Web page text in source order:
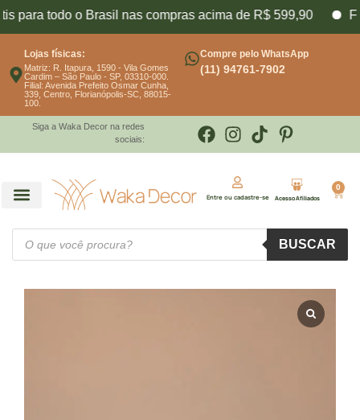
todo o Brasil nas compras acima de R$ 599,90 Frete
Lojas físicas:
Matriz: R. Itapura, 1590 - Vila Gomes
Cardim – São Paulo - SP, 03310-000.
Filial: Avenida Prefeito Osmar Cunha,
339, Centro, Florianópolis-SC, 88015-
100.
Compre pelo WhatsApp
(11) 94761-7902
Siga a Waka Decor na redes
sociais:
Entre ou cadastre-se Acesso Afiliados
0
BUSCAR